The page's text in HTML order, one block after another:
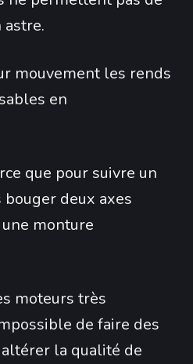
mouvement les rends
en
que pour suivre un
deux axes
monture
moteurs très
de faire des
la qualité de